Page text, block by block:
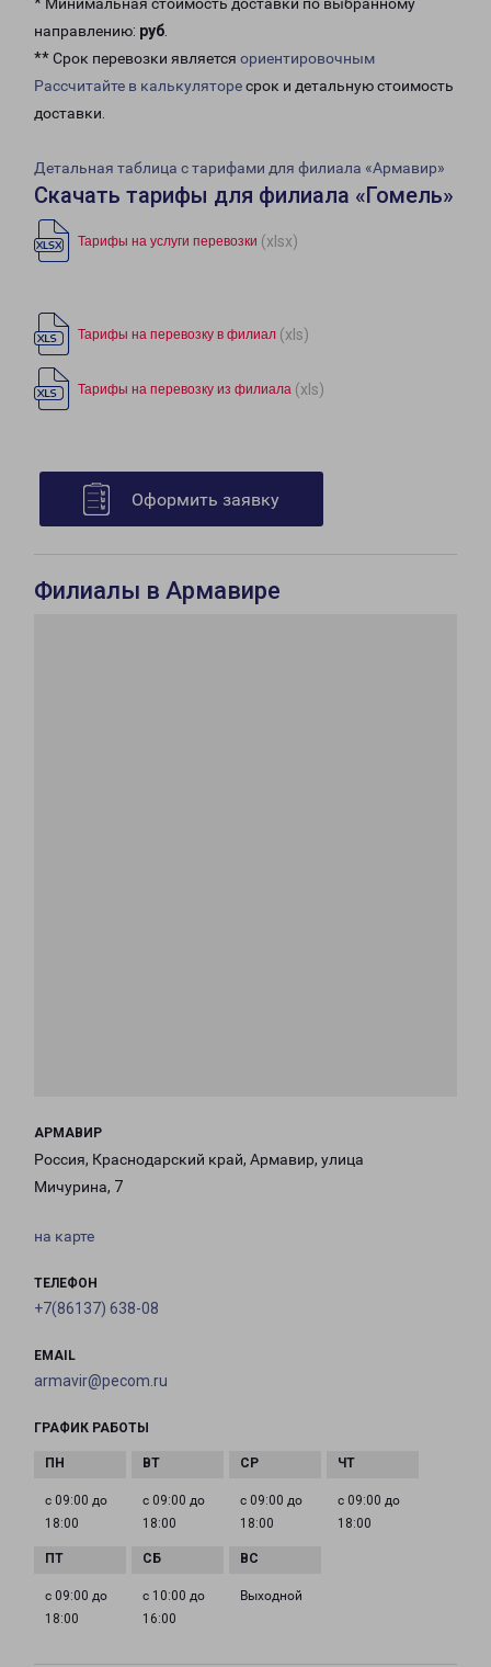
* Минимальная стоимость доставки по выбранному
направлению: руб.
** Срок перевозки является ориентировочным
Рассчитайте в калькуляторесрок и детальную стоимость
доставки.
Детальная таблица с тарифами для филиала «Армавир»
Скачать тарифы для филиала «Гомель»
Тарифы на услуги перевозки (xlsx)
Тарифы на перевозку в филиал (xls)
Тарифы на перевозку из филиала (xls)
Оформить заявку
Филиалы в Армавире
АРМАВИР
Россия, Краснодарский край, Армавир, улица
Мичурина, 7
на карте
ТЕЛЕФОН
+7(86137) 638-08
EMAIL
armavir@pecom.ru
ГРАФИК РАБОТЫ
с 09:00 до
18:00
с 09:00 до
18:00
с 09:00 до
18:00
с 09:00 до
18:00
с 09:00 до
18:00
с 10:00 до
16:00
Выходной